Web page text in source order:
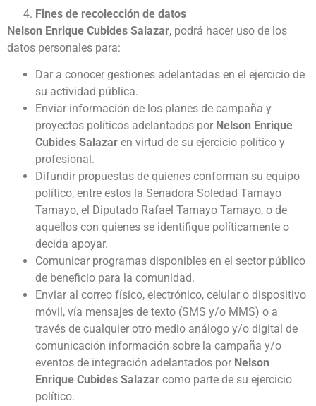
Fines de recolección de datos
Nelson Enrique Cubides Salazar, podrá hacer uso de los
datos personales para:
Dar a conocer gestiones adelantadas en el ejercicio de
su actividad pública.
Enviar información de los planes de campaña y
proyectos políticos adelantados por Nelson Enrique
Cubides Salazar en virtud de su ejercicio político y
profesional.
Difundir propuestas de quienes conforman su equipo
político, entre estos la Senadora Soledad Tamayo
Tamayo, el Diputado Rafael Tamayo Tamayo, o de
aquellos con quienes se identifique políticamente o
decida apoyar.
Comunicar programas disponibles en el sector público
de beneficio para la comunidad.
Enviar al correo físico, electrónico, celular o dispositivo
móvil, vía mensajes de texto (SMS y/o MMS) o a
través de cualquier otro medio análogo y/o digital de
comunicación información sobre la campaña y/o
eventos de integración adelantados por Nelson
Enrique Cubides Salazar como parte de su ejercicio
político.